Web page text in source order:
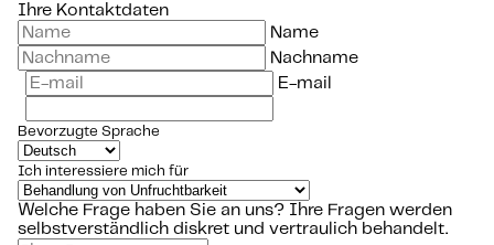
Ihre Kontaktdaten
Name
Nachname
E-mail
Bevorzugte Sprache
Ich interessiere mich für
Welche Frage haben Sie an uns?
Ihre Fragen werden
selbstverständlich diskret und vertraulich behandelt.